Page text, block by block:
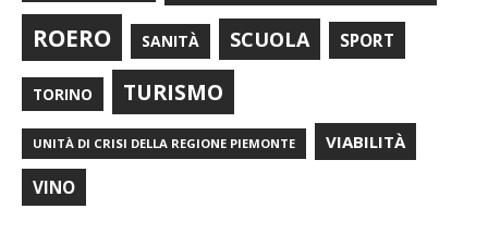
ROERO SANITÀ SCUOLA SPORT
TORINO TURISMO
UNITÀ DI CRISI DELLA REGIONE PIEMONTE VIABILITÀ
VINO